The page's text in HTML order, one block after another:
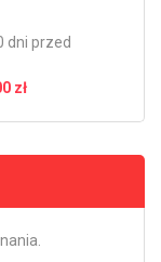
dni przed
zł